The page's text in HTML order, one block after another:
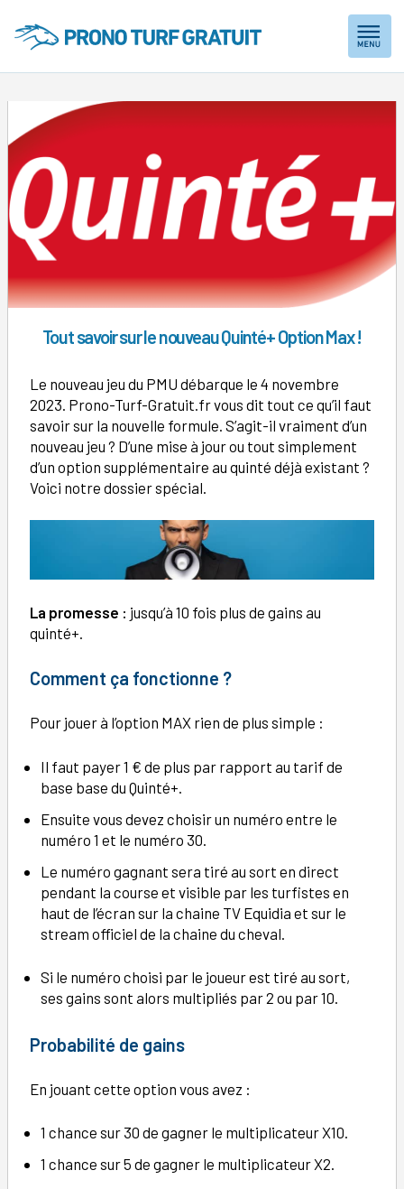
content
Tout savoir sur le nouveau Quinté+ Option Max !
Le nouveau jeu du PMU débarque le 4 novembre
2023. Prono-Turf-Gratuit.fr vous dit tout ce qu’il faut
savoir sur la nouvelle formule. S’agit-il vraiment d’un
nouveau jeu ? D’une mise à jour ou tout simplement
d’un option supplémentaire au quinté déjà existant ?
Voici notre dossier spécial.
La promesse : jusqu’à 10 fois plus de gains au
quinté+.
Comment ça fonctionne ?
Pour jouer à l’option MAX rien de plus simple :
Il faut payer 1 € de plus par rapport au tarif de
base base du Quinté+.
Ensuite vous devez choisir un numéro entre le
numéro 1 et le numéro 30.
Le numéro gagnant sera tiré au sort en direct
pendant la course et visible par les turfistes en
haut de l’écran sur la chaine TV Equidia et sur le
stream officiel de la chaine du cheval.
Si le numéro choisi par le joueur est tiré au sort,
ses gains sont alors multipliés par 2 ou par 10.
Probabilité de gains
En jouant cette option vous avez :
1 chance sur 30 de gagner le multiplicateur X10.
1 chance sur 5 de gagner le multiplicateur X2.